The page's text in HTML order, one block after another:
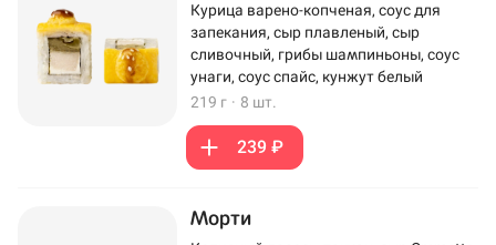
Курица варено-копченая, соус для
запекания, сыр плавленый, сыр
сливочный, грибы шампиньоны, соус
унаги, соус спайс, кунжут белый
219 г · 8 шт.
239 ₽
Морти